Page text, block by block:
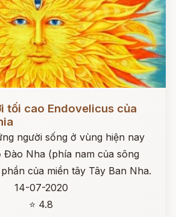
tối cao Endovelicus của
người sống ở vùng hiện nay
Đào Nha (phía nam của sông
của miền tây Tây Ban Nha.
14-07-2020
⭐ 4.8